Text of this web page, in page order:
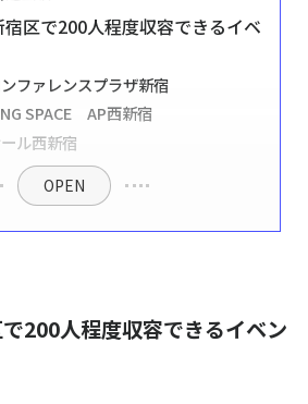
宿区で200人程度収容できるイベ
ファレンスプラザ新宿
SPACE AP西新宿
ル西新宿
OPEN
200人程度収容できるイベン